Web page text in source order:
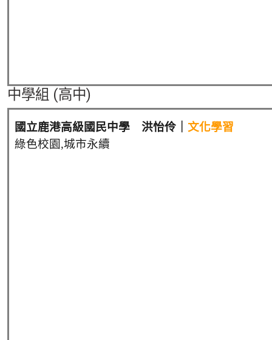
中學組 (高中)
國立鹿港高級國民中學 洪怡伶｜ 文化學習
綠色校園,城市永續